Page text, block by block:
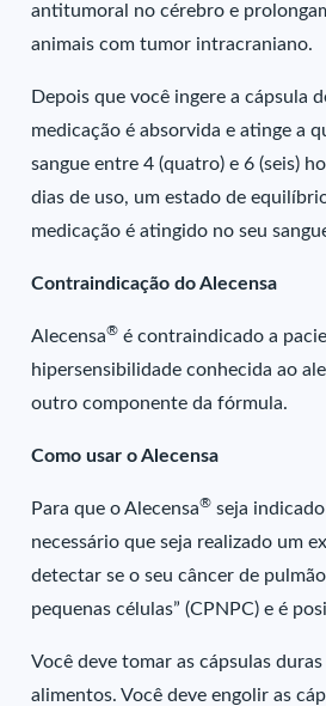
antitumoral no cérebro e
animais com tumor intracraniano.
Depois que você ingere a cápsula
medicação é absorvida e atinge a
sangue entre 4 (quatro) e 6 (seis)
dias de uso, um estado de
medicação é atingido no seu
Contraindicação do Alecensa
Alecensa® é contraindicado a
hipersensibilidade conhecida ao
outro componente da fórmula.
Como usar o Alecensa
Para que o Alecensa® seja
necessário que seja realizado um
detectar se o seu câncer de
pequenas células” (CPNPC) e é
Você deve tomar as cápsulas
alimentos. Você deve engolir as